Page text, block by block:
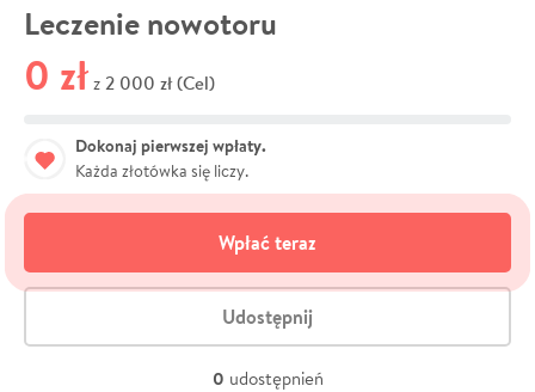
Leczenie nowotoru
0 zł z 2 000 zł (Cel)
Dokonaj pierwszej wpłaty.
Każda złotówka się liczy.
Wpłać teraz
Udostępnij
0 udostępnień